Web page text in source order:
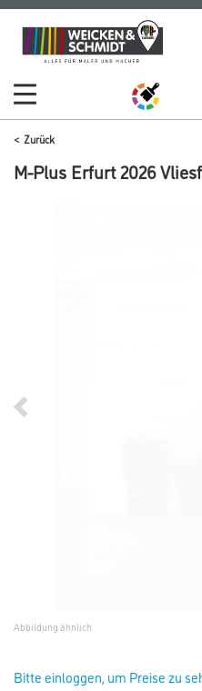
Zum
Inhalt
Zum
Navigationsmenü
Zurück
M-Plus Erfurt 2026
Abbildung ähnlich
Bitte einloggen, um Preise zu